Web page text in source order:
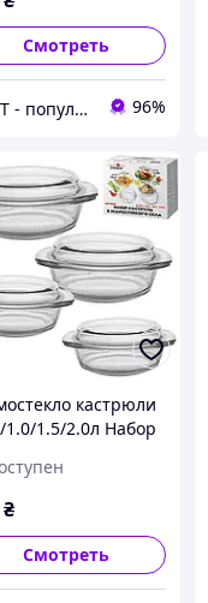
Смотреть
UYUT - популярные товары премиум качества 96%
кастрюли
1.0/1.5/2.0л Набор
крышками
MS-0081
₴
Смотреть